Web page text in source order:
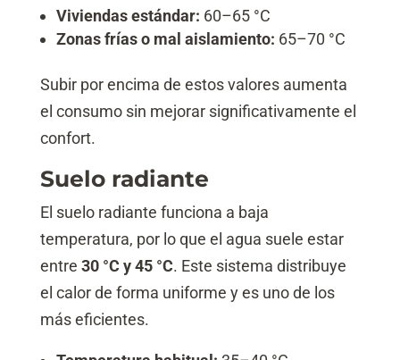
Viviendas estándar: 60–65 °C
Zonas frías o mal aislamiento: 65–70 °C
Subir por encima de estos valores aumenta
el consumo sin mejorar significativamente el
confort.
Suelo radiante
El suelo radiante funciona a baja
temperatura, por lo que el agua suele estar
entre 30 °C y 45 °C. Este sistema distribuye
el calor de forma uniforme y es uno de los
más eficientes.